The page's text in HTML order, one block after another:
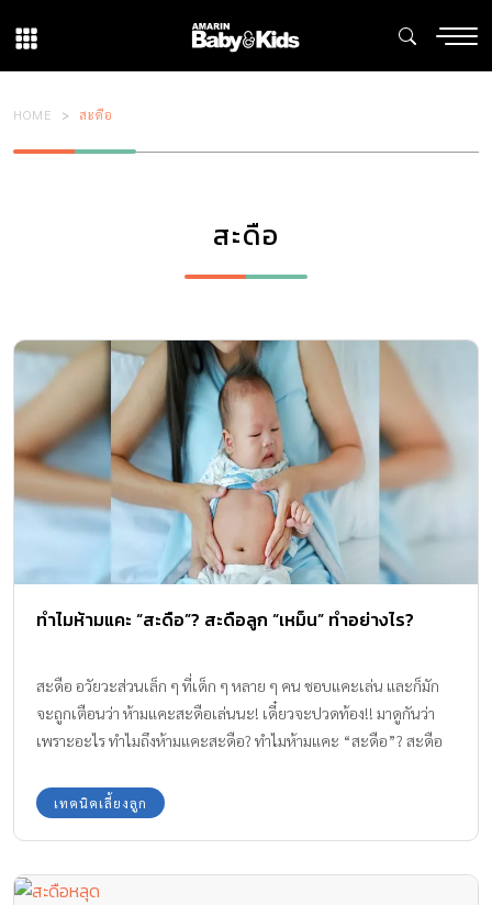
HOME สะดือ
สะดือ
ทำไมห้ามแคะ “สะดือ”? สะดือลูก “เหม็น” ทำอย่างไร?
สะดือ อวัยวะส่วนเล็ก ๆ ที่เด็ก ๆ หลาย ๆ คน ชอบแคะเล่น และก็มัก
จะถูกเตือนว่า ห้ามแคะสะดือเล่นนะ! เดี๋ยวจะปวดท้อง!! มาดูกันว่า
เพราะอะไร ทำไมถึงห้ามแคะสะดือ? ทำไมห้ามแคะ “สะดือ”? สะดือ
สายสะดือ เป็นท่อที่เชื่อมระหว่างรกและลูกน้อยที่กำลังเจริญเติบโตใน
ครรภ์ มีความยาวประมาณ 50-70 เซนติเมตร และมีเส้นผ่านศูนย์กลาง
หน้าที่นำส่งเลือดที่อุดมไปด้วยอาหารและออกซิเจนจากรกไปสู่ทารกใน
เทคนิคเลี้ยงลูก